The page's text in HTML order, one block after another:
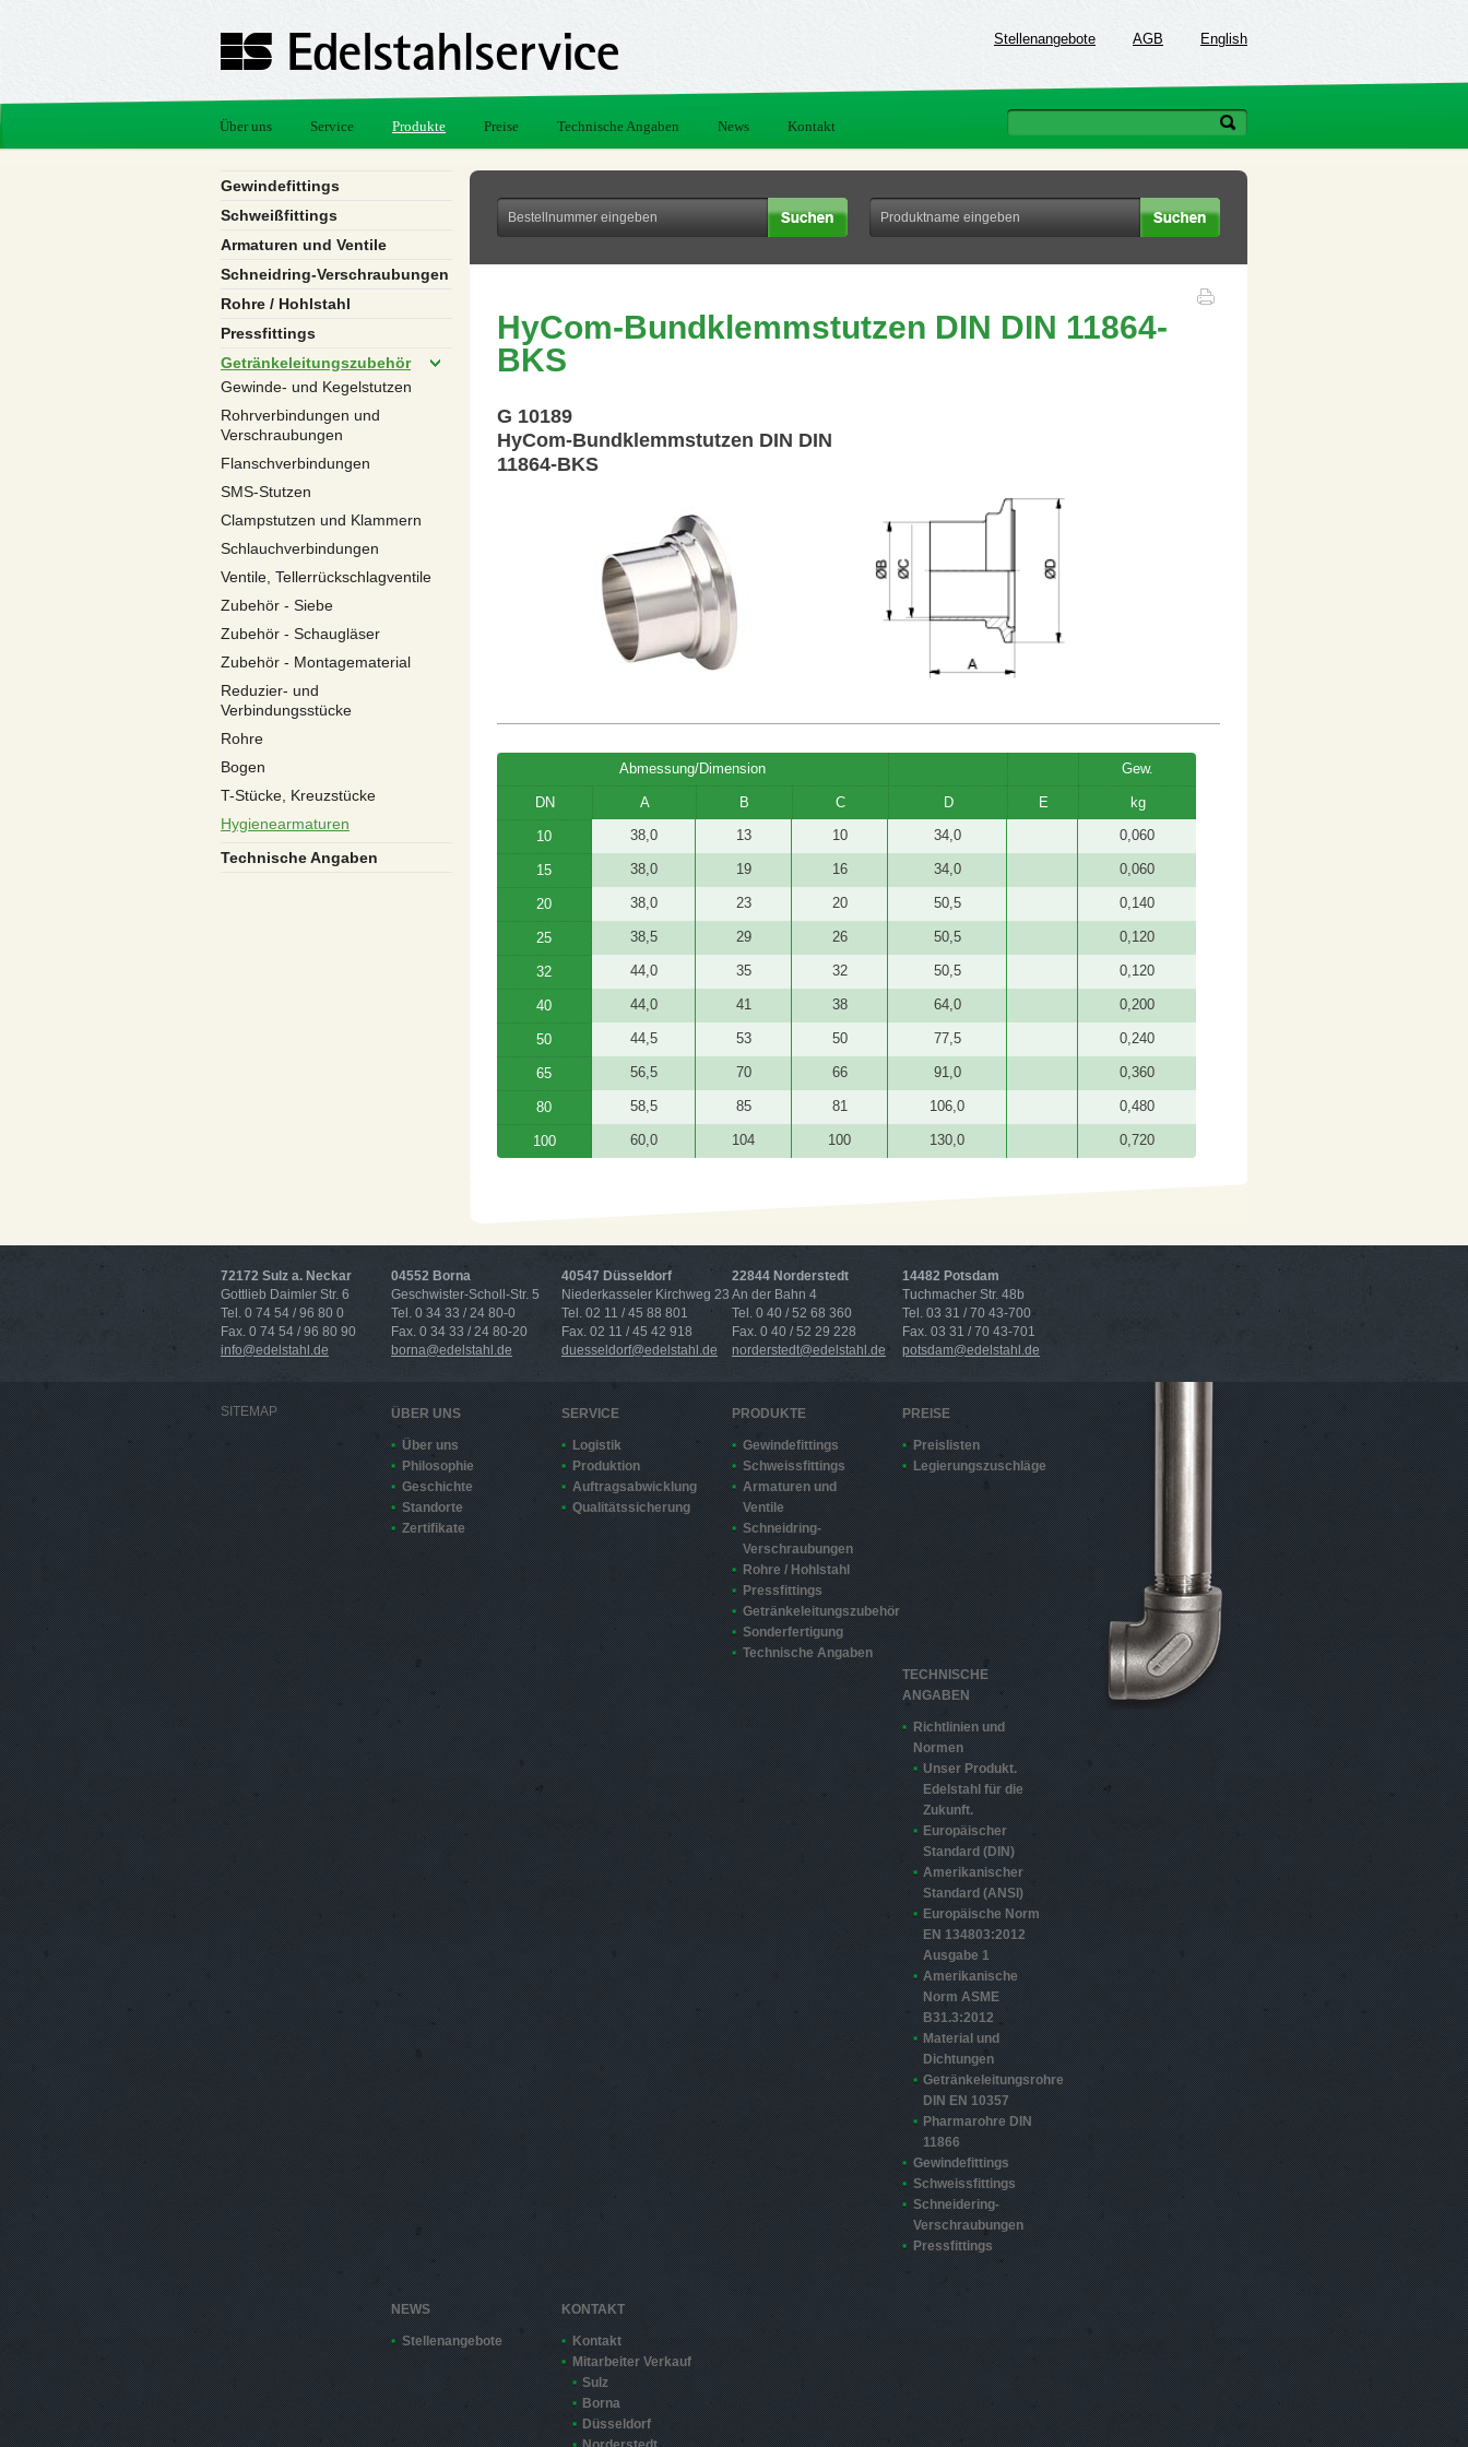
Über uns Service Produkte Preise Technische Angaben News Kontakt
Stellenangebote AGB English
Gewindefittings
Schweißfittings
Armaturen und Ventile
Schneidring-Verschraubungen
Rohre / Hohlstahl
Pressfittings
Getränkeleitungszubehör
Gewinde- und Kegelstutzen
Rohrverbindungen und
Verschraubungen
Flanschverbindungen
SMS-Stutzen
Clampstutzen und Klammern
Schlauchverbindungen
Ventile, Tellerrückschlagventile
Zubehör - Siebe
Zubehör - Schaugläser
Zubehör - Montagematerial
Reduzier- und
Verbindungsstücke
Rohre
Bogen
T-Stücke, Kreuzstücke
Hygienearmaturen
Technische Angaben
HyCom-Bundklemmstutzen DIN DIN 11864-
BKS
G 10189
HyCom-Bundklemmstutzen DIN DIN
11864-BKS
Abmessung/Dimension Gew.
DN A B C D E kg
10 38,0 13 10 34,0 0,060
15 38,0 19 16 34,0 0,060
20 38,0 23 20 50,5 0,140
25 38,5 29 26 50,5 0,120
32 44,0 35 32 50,5 0,120
40 44,0 41 38 64,0 0,200
50 44,5 53 50 77,5 0,240
65 56,5 70 66 91,0 0,360
80 58,5 85 81 106,0 0,480
100 60,0 104 100 130,0 0,720
72172 Sulz a. Neckar
Gottlieb Daimler Str. 6
Tel. 0 74 54 / 96 80 0
Fax. 0 74 54 / 96 80 90
info@edelstahl.de
04552 Borna
Geschwister-Scholl-Str. 5
Tel. 0 34 33 / 24 80-0
Fax. 0 34 33 / 24 80-20
borna@edelstahl.de
40547 Düsseldorf
Niederkasseler Kirchweg 23
Tel. 02 11 / 45 88 801
Fax. 02 11 / 45 42 918
duesseldorf@edelstahl.de
22844 Norderstedt
An der Bahn 4
Tel. 0 40 / 52 68 360
Fax. 0 40 / 52 29 228
norderstedt@edelstahl.de
14482 Potsdam
Tuchmacher Str. 48b
Tel. 03 31 / 70 43-700
Fax. 03 31 / 70 43-701
potsdam@edelstahl.de
SITEMAP ÜBER UNS
Über uns
Philosophie
Geschichte
Standorte
Zertifikate
SERVICE
Logistik
Produktion
Auftragsabwicklung
Qualitätssicherung
PRODUKTE
Gewindefittings
Schweissfittings
Armaturen und
Ventile
Schneidring-
Verschraubungen
Rohre / Hohlstahl
Pressfittings
Getränkeleitungszubehör
Sonderfertigung
Technische Angaben
PREISE
Preislisten
Legierungszuschläge
TECHNISCHE
ANGABEN
Richtlinien und
Normen
Unser Produkt.
Edelstahl für die
Zukunft.
Europäischer
Standard (DIN)
Amerikanischer
Standard (ANSI)
Europäische Norm
EN 13480­3:2012
Ausgabe 1
Amerikanische
Norm ASME
B31.3:2012
Material und
Dichtungen
Getränkeleitungsrohre
DIN EN 10357
Pharmarohre DIN
11866
Gewindefittings
Schweissfittings
Schneidering-
Verschraubungen
Pressfittings
NEWS
Stellenangebote
KONTAKT
Kontakt
Mitarbeiter Verkauf
Sulz
Borna
Düsseldorf